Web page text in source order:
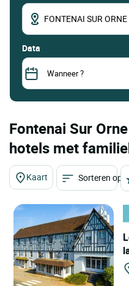
data
Fontenai Sur
hotels met
Kaart Sorteren op